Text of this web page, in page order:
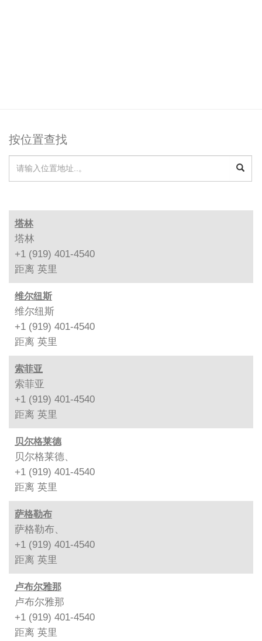
按位置查找
塔林
塔林
+1 (919) 401-4540
距离 英里
维尔纽斯
维尔纽斯
+1 (919) 401-4540
距离 英里
索菲亚
索菲亚
+1 (919) 401-4540
距离 英里
贝尔格莱德
贝尔格莱德、
+1 (919) 401-4540
距离 英里
萨格勒布
萨格勒布、
+1 (919) 401-4540
距离 英里
卢布尔雅那
卢布尔雅那
+1 (919) 401-4540
距离 英里